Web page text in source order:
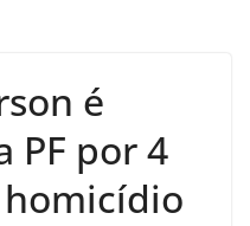
é
PF por 4